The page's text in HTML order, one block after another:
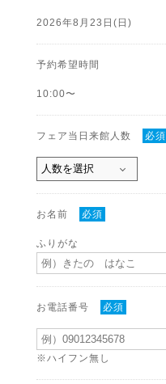
2026年8月23日(日)
予約希望時間
10:00〜
フェア当日来館人数 必須
お名前 必須
ふりがな
お電話番号 必須
※ハイフン無し